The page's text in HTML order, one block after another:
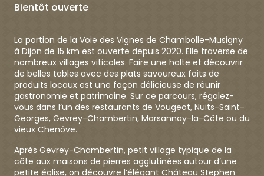
Bientôt ouverte
La portion de la Voie des Vignes de Chambolle-Musigny
à Dijon de 15 km est ouverte depuis 2020. Elle traverse de
nombreux villages viticoles. Faire une halte et découvrir
de belles tables avec des plats savoureux faits de
produits locaux est une façon délicieuse de réunir
gastronomie et patrimoine. Sur ce parcours, régalez-
vous dans l’un des restaurants de Vougeot, Nuits-Saint-
Georges, Gevrey-Chambertin, Marsannay-la-Côte ou du
vieux Chenôve.
Après Gevrey-Chambertin, petit village typique de la
côte aux maisons de pierres agglutinées autour d’une
petite église, on découvre l’élégant Château Stephen